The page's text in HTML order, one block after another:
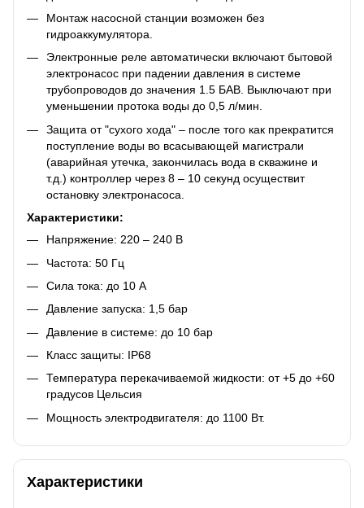
Монтаж насосной станции возможен без
гидроаккумулятора.
Электронные реле автоматически включают бытовой
электронасос при падении давления в системе
трубопроводов до значения 1.5 БАВ. Выключают при
уменьшении протока воды до 0,5 л/мин.
Защита от "сухого хода" – после того как прекратится
поступление воды во всасывающей магистрали
(аварийная утечка, закончилась вода в скважине и
т.д.) контроллер через 8 – 10 секунд осуществит
остановку электронасоса.
Характеристики:
Напряжение: 220 – 240 В
Частота: 50 Гц
Сила тока: до 10 А
Давление запуска: 1,5 бар
Давление в системе: до 10 бар
Класс защиты: IP68
Температура перекачиваемой жидкости: от +5 до +60
градусов Цельсия
Мощность электродвигателя: до 1100 Вт.
Характеристики